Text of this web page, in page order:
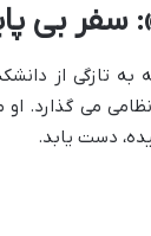
سفر بی
به تازگی از
می گذارد.
دست یابد.